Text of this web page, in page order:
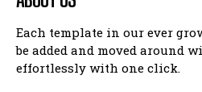
Each template in our ever
be added and moved around
effortlessly with one click.